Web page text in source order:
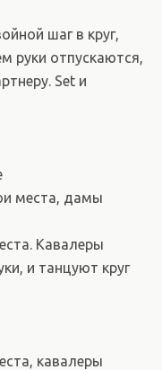
шаг в круг,
руки отпускаются,
Set и
места, дамы
Кавалеры
и танцуют круг
кавалеры